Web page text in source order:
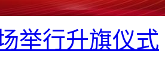
举行升旗仪式